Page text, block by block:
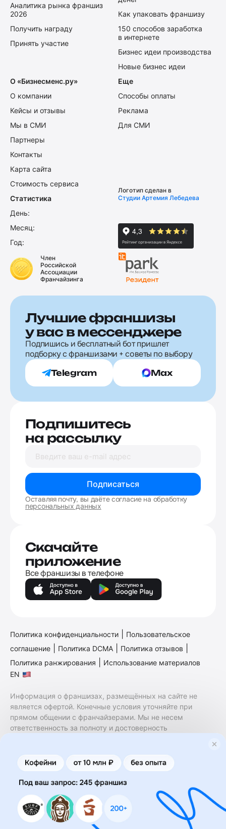
Аналитика рынка франшиз
2026
Получить награду
Принять участие
Как упаковать франшизу
150 способов заработка
в интернете
Бизнес идеи производства
Новые бизнес идеи
О «Бизнесменс.ру»
О компании
Кейсы и отзывы
Мы в СМИ
Партнеры
Контакты
Карта сайта
Стоимость сервиса
Еще
Способы оплаты
Реклама
Для СМИ
Статистика
День:
Месяц:
Год:
Логотип сделан в
Студии Артемия Лебедева
Член
Российской
Ассоциации
Франчайзинга
Лучшие франшизы
у вас в мессенджере
Подпишись и бесплатный бот пришлет
подборку с франшизами + советы по выбору
Telegram Max
Подпишитесь
на рассылку
Подписаться
Оставляя почту, вы даёте согласие на обработку
персональных данных
Скачайте
приложение
Все франшизы в телефоне
Политика конфиденциальности
Пользовательское
соглашение
Политика DCMA Политика отзывов
Политика ранжирования
Использование материалов
EN
Информация о франшизах, размещённых на сайте не
является офертой. Конечные условия уточняйте при
прямом общении с франчайзерами. Мы не несем
ответственность за полноту и достоверность
финансовые услуги. Заключение договоров
коммерческой концессии (франчайзинга) осуществляется
правообладателями/их представителями. Бизнесменс.ру
не является посредником или представителем
правообладателя и не несет ответственность за условия
предоставления франшизы и действия лиц,
осуществленные на основании информации, имеющейся